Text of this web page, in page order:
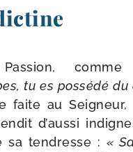
tu es pos­sé­dé du
faite au
d’aussi
sa ten­dresse : «